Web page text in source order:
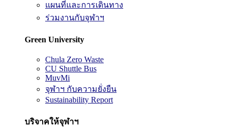
แผนที่และการเดินทาง
ร่วมงานกับจุฬาฯ
Green University
Chula Zero Waste
CU Shuttle Bus
MuvMi
จุฬาฯ กับความยั่งยืน
Sustainability Report
บริจาคให้จุฬาฯ